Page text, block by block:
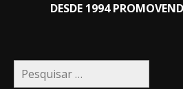
DESDE 1994
Pesquisar
por: